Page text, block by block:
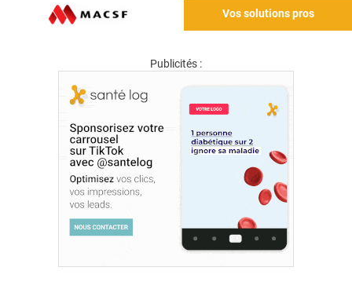
Vos solutions pros
Publicités :